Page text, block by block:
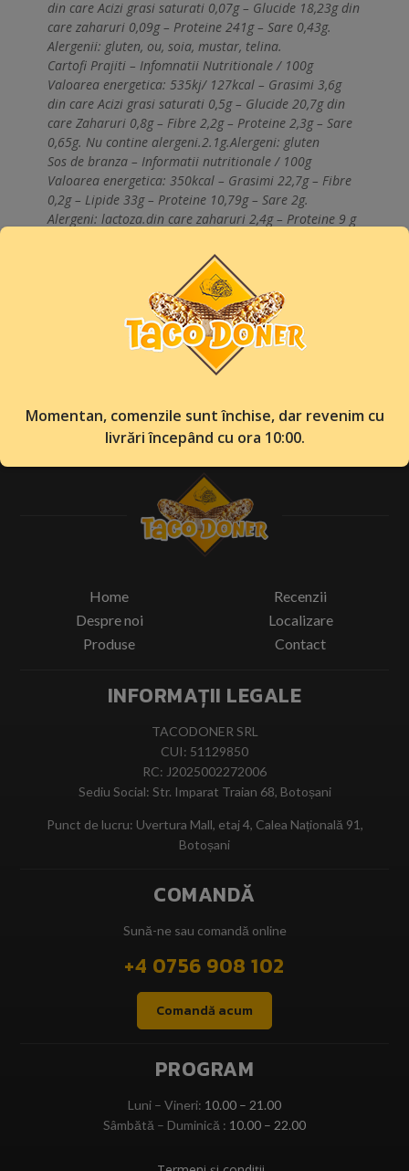
din care Acizi grasi saturati 0,07g – Glucide 18,23g din
care zaharuri 0,09g – Proteine 241g – Sare 0,43g.
Alergenii: gluten, ou, soia, mustar, telina.
Cartofi Prajiti – Infomnatii Nutritionale / 100g
Valoarea energetica: 535kj/ 127kcal – Grasimi 3,6g
din care Acizi grasi saturati 0,5g – Glucide 20,7g din
care Zaharuri 0,8g – Fibre 2,2g – Proteine 2,3g – Sare
0,65g. Nu contine alergeni.2.1g.Alergeni: gluten
Sos de branza – Informatii nutritionale / 100g
Valoarea energetica: 350kcal – Grasimi 22,7g – Fibre
0,2g – Lipide 33g – Proteine 10,79g – Sare 2g.
Alergeni: lactoza.din care zaharuri 2,4g – Proteine 9 g
Vezi toate produsele
Home
Despre noi
Produse
Recenzii
Localizare
Contact
INFORMAȚII LEGALE
TACODONER SRL
CUI: 51129850
RC: J2025002272006
Sediu Social: Str. Imparat Traian 68, Botoșani
Punct de lucru: Uvertura Mall, etaj 4, Calea Națională 91,
Botoșani
COMANDĂ
Sună-ne sau comandă online
+4 0756 908 102
Comandă acum
PROGRAM
Luni – Vineri: 10.00 – 21.00
Sâmbătă – Duminică : 10.00 – 22.00
Momentan, comenzile sunt închise, dar revenim cu
livrări începând cu ora 10:00.